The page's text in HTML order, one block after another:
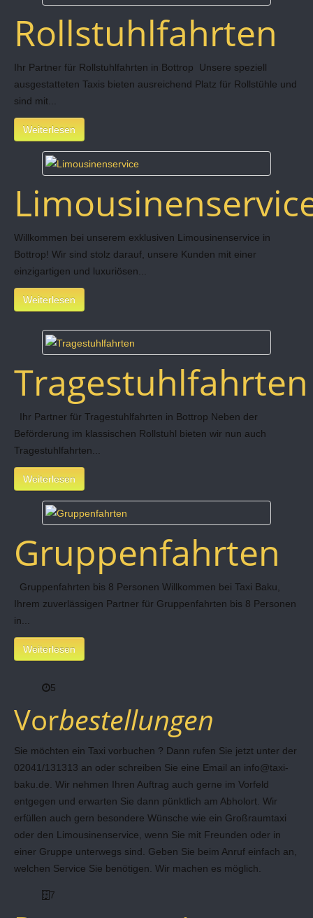
Rollstuhlfahrten
Ihr Partner für Rollstuhlfahrten in Bottrop Unsere speziell
ausgestatteten Taxis bieten ausreichend Platz für Rollstühle und
sind mit...
Weiterlesen
Willkommen bei unserem exklusiven Limousinenservice in
Bottrop! Wir sind stolz darauf, unsere Kunden mit einer
einzigartigen und luxuriösen...
Weiterlesen
Tragestuhlfahrten
Ihr Partner für Tragestuhlfahrten in Bottrop Neben der
Beförderung im klassischen Rollstuhl bieten wir nun auch
Tragestuhlfahrten...
Weiterlesen
Gruppenfahrten
Gruppenfahrten bis 8 Personen Willkommen bei Taxi Baku,
Ihrem zuverlässigen Partner für Gruppenfahrten bis 8 Personen
in...
Weiterlesen
5
Vorbestellungen
Sie möchten ein Taxi vorbuchen ? Dann rufen Sie jetzt unter der
02041/131313 an oder schreiben Sie eine Email an info@taxi-
baku.de. Wir nehmen Ihren Auftrag auch gerne im Vorfeld
entgegen und erwarten Sie dann pünktlich am Abholort. Wir
erfüllen auch gern besondere Wünsche wie ein Großraumtaxi
oder den Limousinenservice, wenn Sie mit Freunden oder in
einer Gruppe unterwegs sind. Geben Sie beim Anruf einfach an,
welchen Service Sie benötigen. Wir machen es möglich.
7